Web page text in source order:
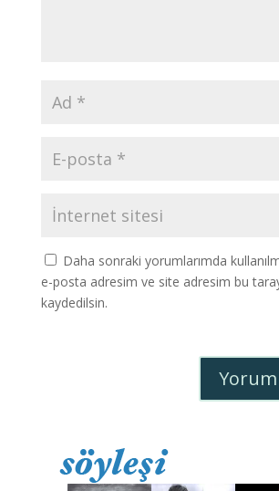
Daha sonraki yorumlarımda
e-posta adresim ve site adresim bu
kaydedilsin.